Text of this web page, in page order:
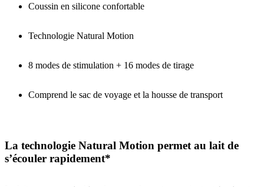
Coussin en silicone confortable
Technologie Natural Motion
8 modes de stimulation + 16 modes de tirage
Comprend le sac de voyage et la housse de transport
La technologie Natural Motion permet au lait de
s’écouler rapidement*